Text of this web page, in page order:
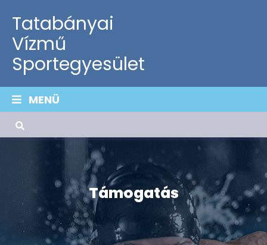
Tatabányai
Vízmű
Sportegyesület
MENÜ
Támogatás